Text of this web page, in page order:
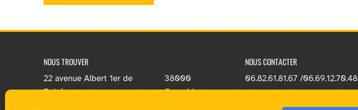
NOUS TROUVER
22 avenue Albert 1er de
Belgique
38000
Grenoble
NOUS CONTACTER
06.82.61.81.67 /06.69.12.70.48